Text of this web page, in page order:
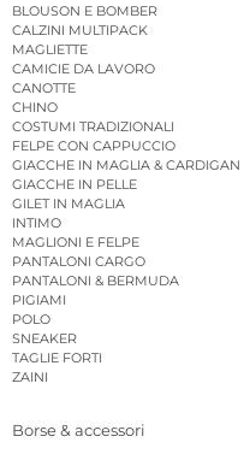
BLOUSON E BOMBER
CALZINI MULTIPACK
MAGLIETTE
CAMICIE DA LAVORO
CANOTTE
CHINO
COSTUMI TRADIZIONALI
FELPE CON CAPPUCCIO
GIACCHE IN MAGLIA & CARDIGAN
GIACCHE IN PELLE
GILET IN MAGLIA
INTIMO
MAGLIONI E FELPE
PANTALONI CARGO
PANTALONI & BERMUDA
PIGIAMI
POLO
SNEAKER
TAGLIE FORTI
ZAINI
Borse & accessori